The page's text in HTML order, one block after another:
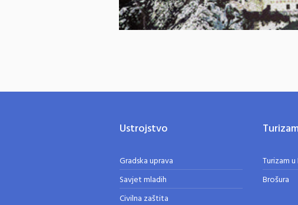
Ustrojstvo
Gradska uprava
Savjet mladih
Civilna zaštita
Turizam u
Brošura